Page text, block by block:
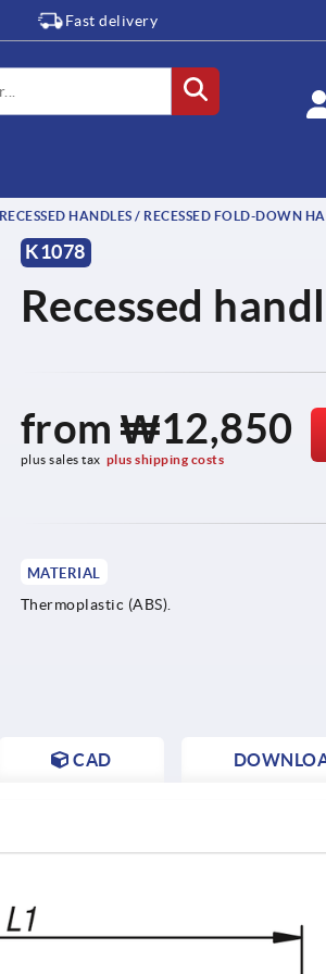
Fast delivery
RECESSED HANDLES / RECESSED FOLD-DOWN
K1078
Recessed
from₩12,850
plus sales tax plus shipping costs
MATERIAL
Thermoplastic (ABS).
CAD